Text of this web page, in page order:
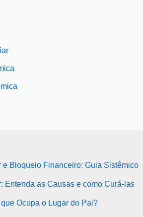
e Bloqueio Financeiro: Guia Sistêmico
Entenda as Causas e como Curá-las
Ocupa o Lugar do Pai?